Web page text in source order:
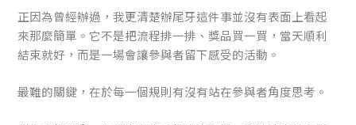
正因為曾經辦過，我更清楚辦尾牙這件事並沒有表面上看起
來那麼簡單。它不是把流程排一排、獎品買一買，當天順利
結束就好，而是一場會讓參與者留下感受的活動。
最難的關鍵，在於每一個規則有沒有站在參與者角度思考。